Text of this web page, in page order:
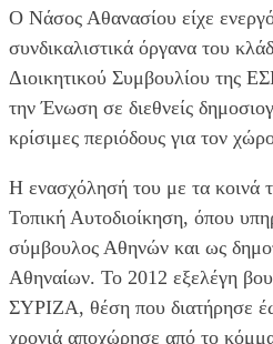
Ο Νάσος Αθανασίου είχε
συνδικαλιστικά όργανα του
Διοικητικού Συμβουλίου της
την Ένωση σε διεθνείς
κρίσιμες περιόδους για τον
Η ενασχόλησή του με τα κοινά
Τοπική Αυτοδιοίκηση, όπου
σύμβουλος Αθηνών και ως
Αθηναίων. Το 2012 εξελέγη
ΣΥΡΙΖΑ, θέση που διατήρησε
χρονιά αποχώρησε από το